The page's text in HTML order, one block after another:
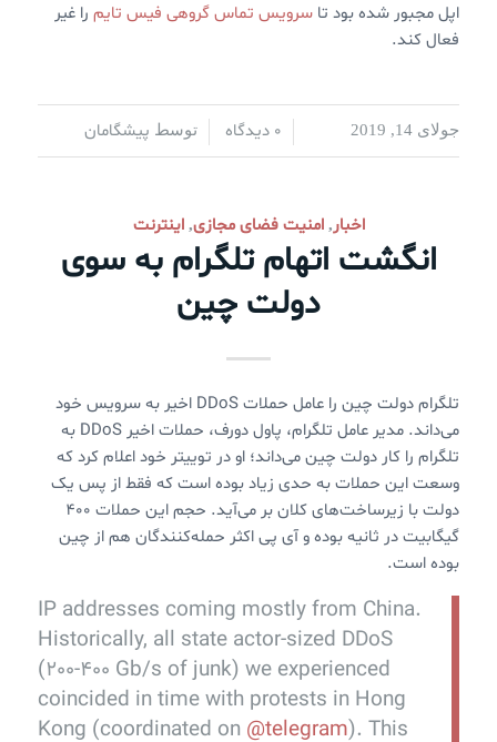
اپل مجبور شده بود تا سرویس تماس گروهی فیس تایمرا غیر
فعال کند.
جولای 14, 2019 / 0 دیدگاه
/ توسط پیشگامان
اخبار,امنیت فضای مجازی,اینترنت
انگشت اتهام تلگرام به سوی
دولت چین
تلگرام دولت چین را عامل حملات DDoS اخیر به سرویس خود
می‌داند. مدیر عامل تلگرام، پاول دورف، حملات اخیر DDoS به
تلگرام را کار دولت چین می‌داند؛ او در توییتر خود اعلام کرد که
وسعت این حملات به حدی زیاد بوده است که فقط از پس یک
دولت با زیرساخت‌های کلان بر می‌آید. حجم این حملات ۴۰۰
گیگابیت در ثانیه بوده و آی پی اکثر حمله‌کنندگان هم از چین
بوده است.
IP addresses coming mostly from China.
Historically, all state actor-sized DDoS
(200-400 Gb/s of junk) we experienced
coincided in time with protests in Hong
Kong (coordinated on @telegram). This